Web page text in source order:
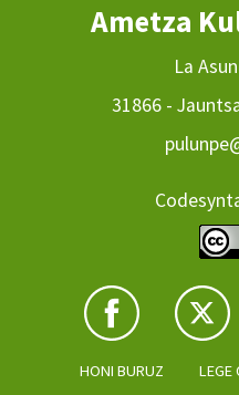
Ametza
La
31866 -
HONI BURUZ LEGE